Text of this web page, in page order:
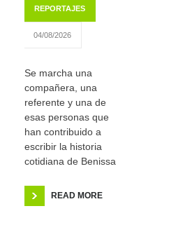
REPORTAJES
04/08/2026
Se marcha una
compañera, una
referente y una de
esas personas que
han contribuido a
escribir la historia
cotidiana de Benissa
READ MORE